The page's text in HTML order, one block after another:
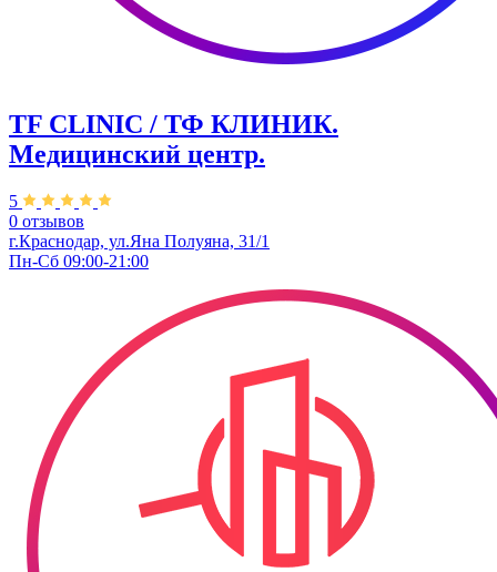
TF CLINIC / ТФ КЛИНИК.
Медицинский центр.
5
0 отзывов
г.Краснодар, ул.​Яна Полуяна, 31/1
Пн-Сб 09:00-21:00